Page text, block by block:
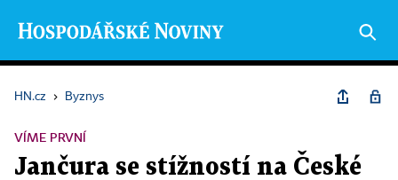
HN.cz › Byznys
VÍME PRVNÍ
Jančura se stížností na České